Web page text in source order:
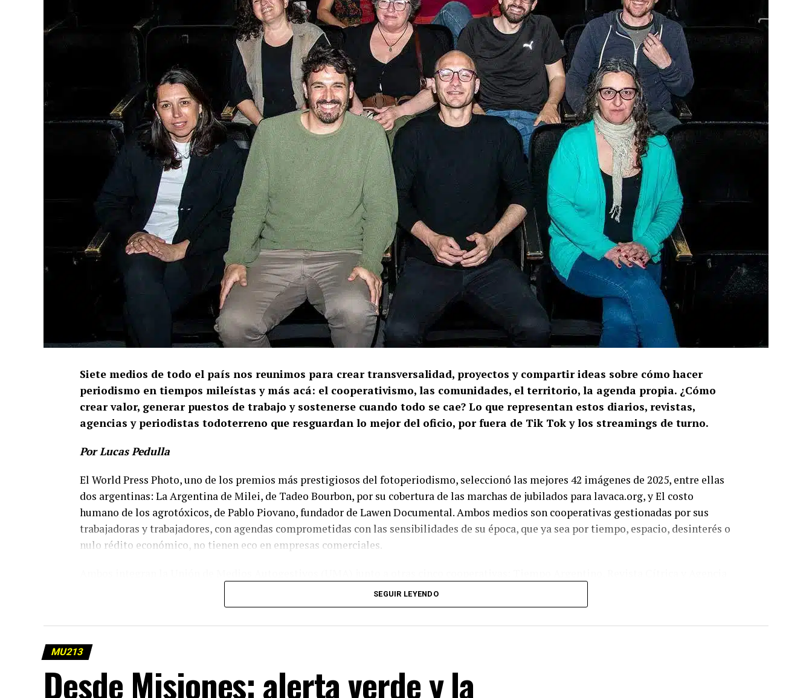
Siete medios de todo el país nos reunimos para crear transversalidad, proyectos y compartir ideas sobre cómo hacer
periodismo en tiempos mileístas y más acá: el cooperativismo, las comunidades, el territorio, la agenda propia. ¿Cómo
crear valor, generar puestos de trabajo y sostenerse cuando todo se cae? Lo que representan estos diarios, revistas,
agencias y periodistas todoterreno que resguardan lo mejor del oficio, por fuera de Tik Tok y los streamings de turno.
Por Lucas Pedulla
El World Press Photo, uno de los premios más prestigiosos del fotoperiodismo, seleccionó las mejores 42 imágenes de 2025, entre ellas
dos argentinas: La Argentina de Milei, de Tadeo Bourbon, por su cobertura de las marchas de jubilados para lavaca.org, y El costo
humano de los agrotóxicos, de Pablo Piovano, fundador de Lawen Documental. Ambos medios son cooperativas gestionadas por sus
trabajadoras y trabajadores, con agendas comprometidas con las sensibilidades de su época, que ya sea por tiempo, espacio, desinterés o
nulo rédito económico, no tienen eco en empresas comerciales.
Tierra Viva (Buenos Aires), El Diario del Centro del País (Villa María, Córdoba) y El Ciudadano (Rosario, Santa Fe). Alimentan 180
puestos de trabajo y en el último año sus publicaciones web alcanzaron a más de 19 millones de personas (mayoría sub 45 años), en una
audiencia compuesta un 54% por mujeres.
Juntas arraigan un saber hacer en territorios, comunidades, luchas e investigaciones. Arraigan temas que no se pierden en los
SEGUIR LEYENDO
MU213
Desde Misiones: alerta verde y la